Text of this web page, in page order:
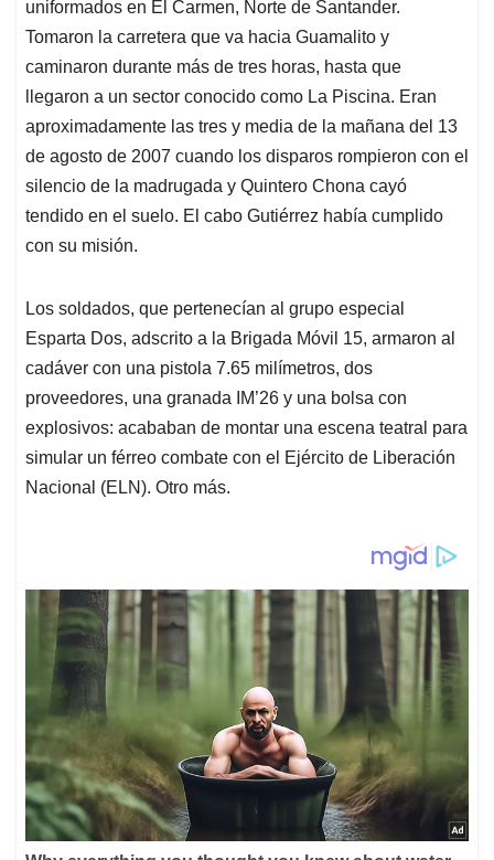
uniformados en El Carmen, Norte de Santander.
Tomaron la carretera que va hacia Guamalito y
caminaron durante más de tres horas, hasta que
llegaron a un sector conocido como La Piscina. Eran
aproximadamente las tres y media de la mañana del 13
de agosto de 2007 cuando los disparos rompieron con el
silencio de la madrugada y Quintero Chona cayó
tendido en el suelo. El cabo Gutiérrez había cumplido
con su misión.
Los soldados, que pertenecían al grupo especial
Esparta Dos, adscrito a la Brigada Móvil 15, armaron al
cadáver con una pistola 7.65 milímetros, dos
proveedores, una granada IM’26 y una bolsa con
explosivos: acababan de montar una escena teatral para
simular un férreo combate con el Ejército de Liberación
Nacional (ELN). Otro más.